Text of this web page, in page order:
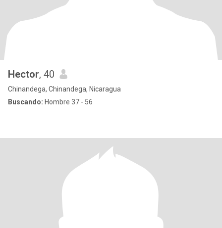
Hector, 40
Chinandega, Chinandega, Nicaragua
Buscando: Hombre 37 - 56